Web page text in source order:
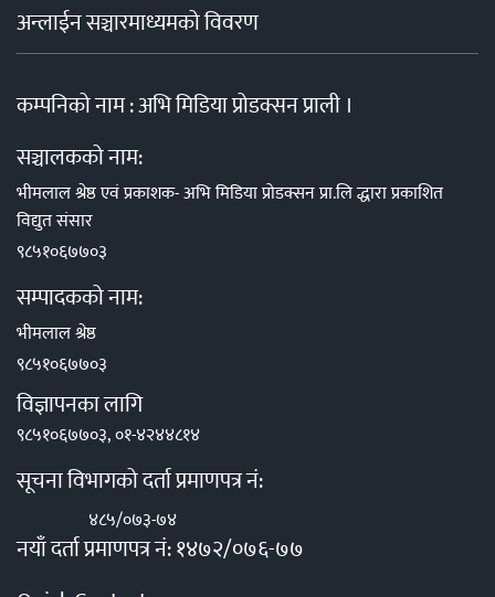
अन्लाईन सञ्चारमाध्यमको विवरण
कम्पनिको नाम : अभि मिडिया प्रोडक्सन प्राली ।
सञ्चालकको नाम:
भीमलाल श्रेष्ठ एवं प्रकाशक- अभि मिडिया प्रोडक्सन प्रा.लि द्धारा प्रकाशित
विद्युत संसार
९८५१०६७७०३
सम्पादकको नाम:
भीमलाल श्रेष्ठ
९८५१०६७७०३
विज्ञापनका लागि
९८५१०६७७०३, ०१-४२४४८१४
सूचना विभागको दर्ता प्रमाणपत्र नं:
४८५/०७३-७४
नयाँ दर्ता प्रमाणपत्र नं: १४७२/०७६-७७